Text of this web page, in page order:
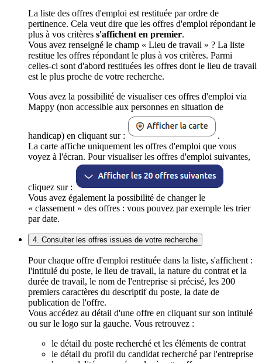
La liste des offres d'emploi est restituée par ordre de
pertinence. Cela veut dire que les offres d'emploi répondant le
plus à vos critères s'affichent en premier.
Vous avez renseigné le champ « Lieu de travail » ? La liste
restitue les offres répondant le plus à vos critères. Parmi
celles-ci sont d'abord restituées les offres dont le lieu de travail
est le plus proche de votre recherche.
Vous avez la possibilité de visualiser ces offres d'emploi via
Mappy (non accessible aux personnes en situation de
handicap) en cliquant sur :
.
La carte affiche uniquement les offres d'emploi que vous
voyez à l'écran. Pour visualiser les offres d'emploi suivantes,
cliquez sur :
Vous avez également la possibilité de changer le
« classement » des offres : vous pouvez par exemple les trier
par date.
4. Consulter les offres issues de votre recherche
Pour chaque offre d'emploi restituée dans la liste, s'affichent :
l'intitulé du poste, le lieu de travail, la nature du contrat et la
durée de travail, le nom de l'entreprise si précisé, les 200
premiers caractères du descriptif du poste, la date de
publication de l'offre.
Vous accédez au détail d'une offre en cliquant sur son intitulé
ou sur le logo sur la gauche. Vous retrouvez :
le détail du poste recherché et les éléments de contrat
le détail du profil du candidat recherché par l'entreprise